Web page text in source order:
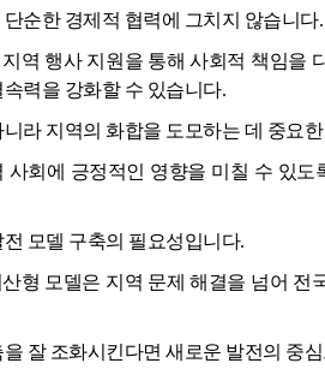
순한 경제적 협력에 그치지 않습니다.
역 행사 지원을 통해 사회적 책임을
력을 강화할 수 있습니다.
라 지역의 화합을 도모하는 데 중요
사회에 긍정적인 영향을 미칠 수 있
모델 구축의 필요성입니다.
형 모델은 지역 문제 해결을 넘어 전
잘 조화시킨다면 새로운 발전의 중